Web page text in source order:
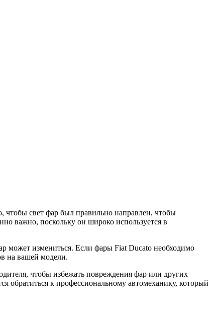
чтобы свет фар был правильно направлен, чтобы
важно, поскольку он широко используется в
может измениться. Если фары Fiat Ducato необходимо
на вашей модели.
чтобы избежать повреждения фар или других
обратиться к профессиональному автомеханику, который